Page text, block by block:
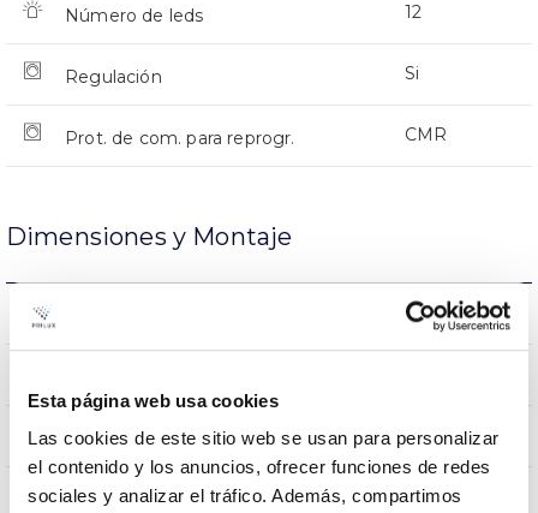
Esta página web usa cookies
Las cookies de este sitio web se usan para personalizar
el contenido y los anuncios, ofrecer funciones de redes
sociales y analizar el tráfico. Además, compartimos
Número de leds 12
Regulación Si
Prot. de com. para reprogr. CMR
Dimensiones y Montaje
Montaje en Brazo
Peso 10Kg
Dimensiones Ø600x655mm